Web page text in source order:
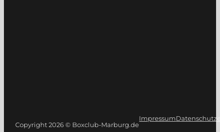
Copyright 2026 © Boxclub-Marburg.de
Impressum